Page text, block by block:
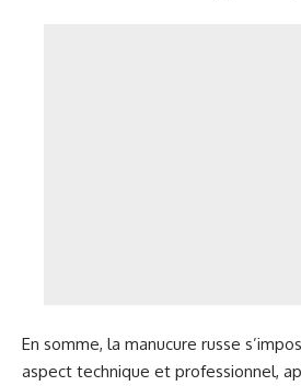
En somme, la manucure russe
aspect technique et professionnel,